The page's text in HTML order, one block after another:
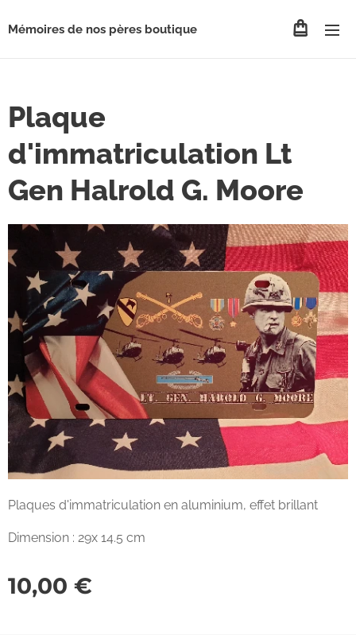
Mémoires de nos pères boutique
Plaque
d'immatriculation Lt
Gen Halrold G. Moore
Plaques d'immatriculation en aluminium, effet brillant
Dimension : 29x 14.5 cm
10,00 €